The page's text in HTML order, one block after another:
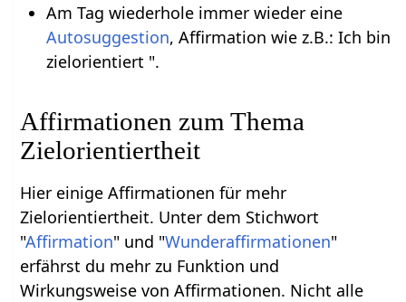
Am Tag wiederhole immer wieder eine
Autosuggestion, Affirmation wie z.B.: Ich bin
zielorientiert ".
Affirmationen zum Thema
Zielorientiertheit
Hier einige Affirmationen für mehr
Zielorientiertheit. Unter dem Stichwort
"Affirmation" und "Wunderaffirmationen"
erfährst du mehr zu Funktion und
Wirkungsweise von Affirmationen. Nicht alle